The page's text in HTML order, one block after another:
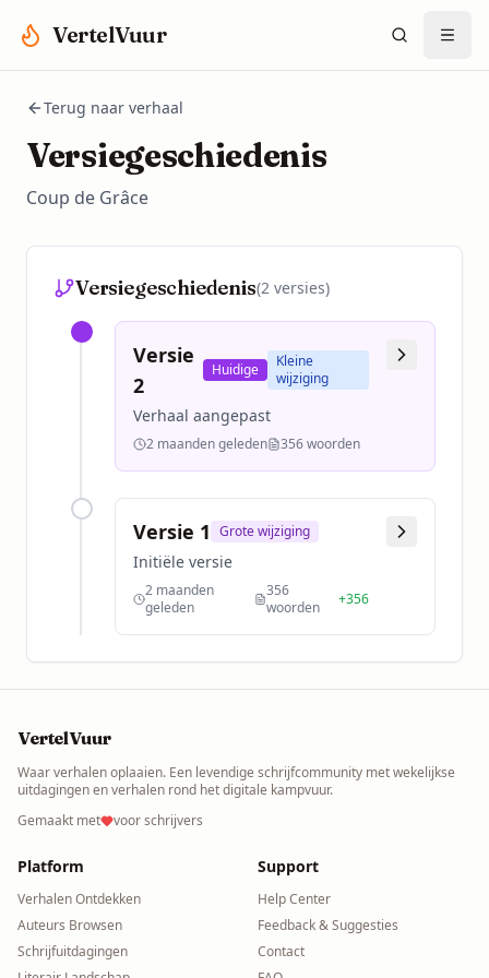
VertelVuur
Terug naar verhaal
Versiegeschiedenis
Coup de Grâce
Versiegeschiedenis(2versies)
Versie
2
Huidige
Kleine
wijziging
Verhaal aangepast
2 maanden geleden 356woorden
Versie 1 Grote wijziging
Initiële versie
2 maanden
geleden
356
woorden
+356
VertelVuur
Waar verhalen oplaaien. Een levendige schrijfcommunity met wekelijkse
uitdagingen en verhalen rond het digitale kampvuur.
Gemaakt met
voor schrijvers
Platform
Verhalen Ontdekken
Auteurs Browsen
Schrijfuitdagingen
Support
Help Center
Feedback & Suggesties
Contact